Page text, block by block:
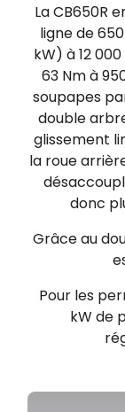
La CB650R
ligne de
kW) à 12
63 Nm à
soupapes
double
glissement
la roue
donc
Grâce au
Pour les
kW de